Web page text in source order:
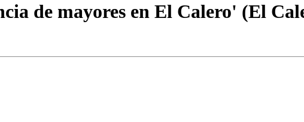
de mayores en El Calero' (El